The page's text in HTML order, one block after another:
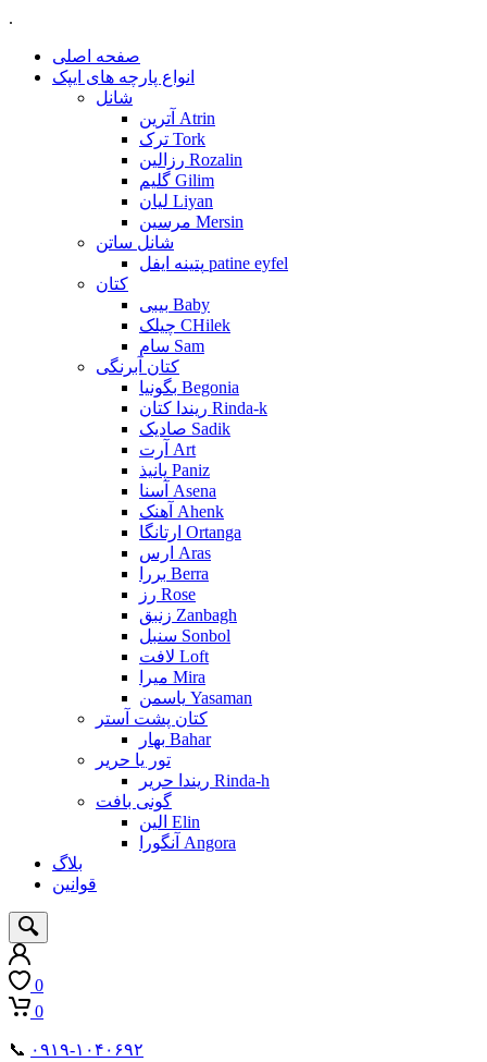
.
صفحه اصلی
انواع پارچه های ایپک
شانل
آترین Atrin
ترک Tork
رزالین Rozalin
گلیم Gilim
لیان Liyan
مرسین Mersin
شانل ساتن
پتینه ایفل patine eyfel
کتان
بیبی Baby
چیلک CHilek
سام Sam
کتان آبرنگی
بگونیا Begonia
ریندا کتان Rinda-k
صادیک Sadik
آرت Art
پانیذ Paniz
آسنا Asena
آهنک Ahenk
ارتانگا Ortanga
ارس Aras
بررا Berra
رز Rose
زنبق Zanbagh
سنبل Sonbol
لافت Loft
میرا Mira
یاسمن Yasaman
کتان پشت آستر
بهار Bahar
تور یا حریر
ریندا حریر Rinda-h
گونی بافت
الین Elin
آنگورا Angora
بلاگ
قوانین
0
0
📞 ۰۹۱۹-۱۰۴۰۶۹۲